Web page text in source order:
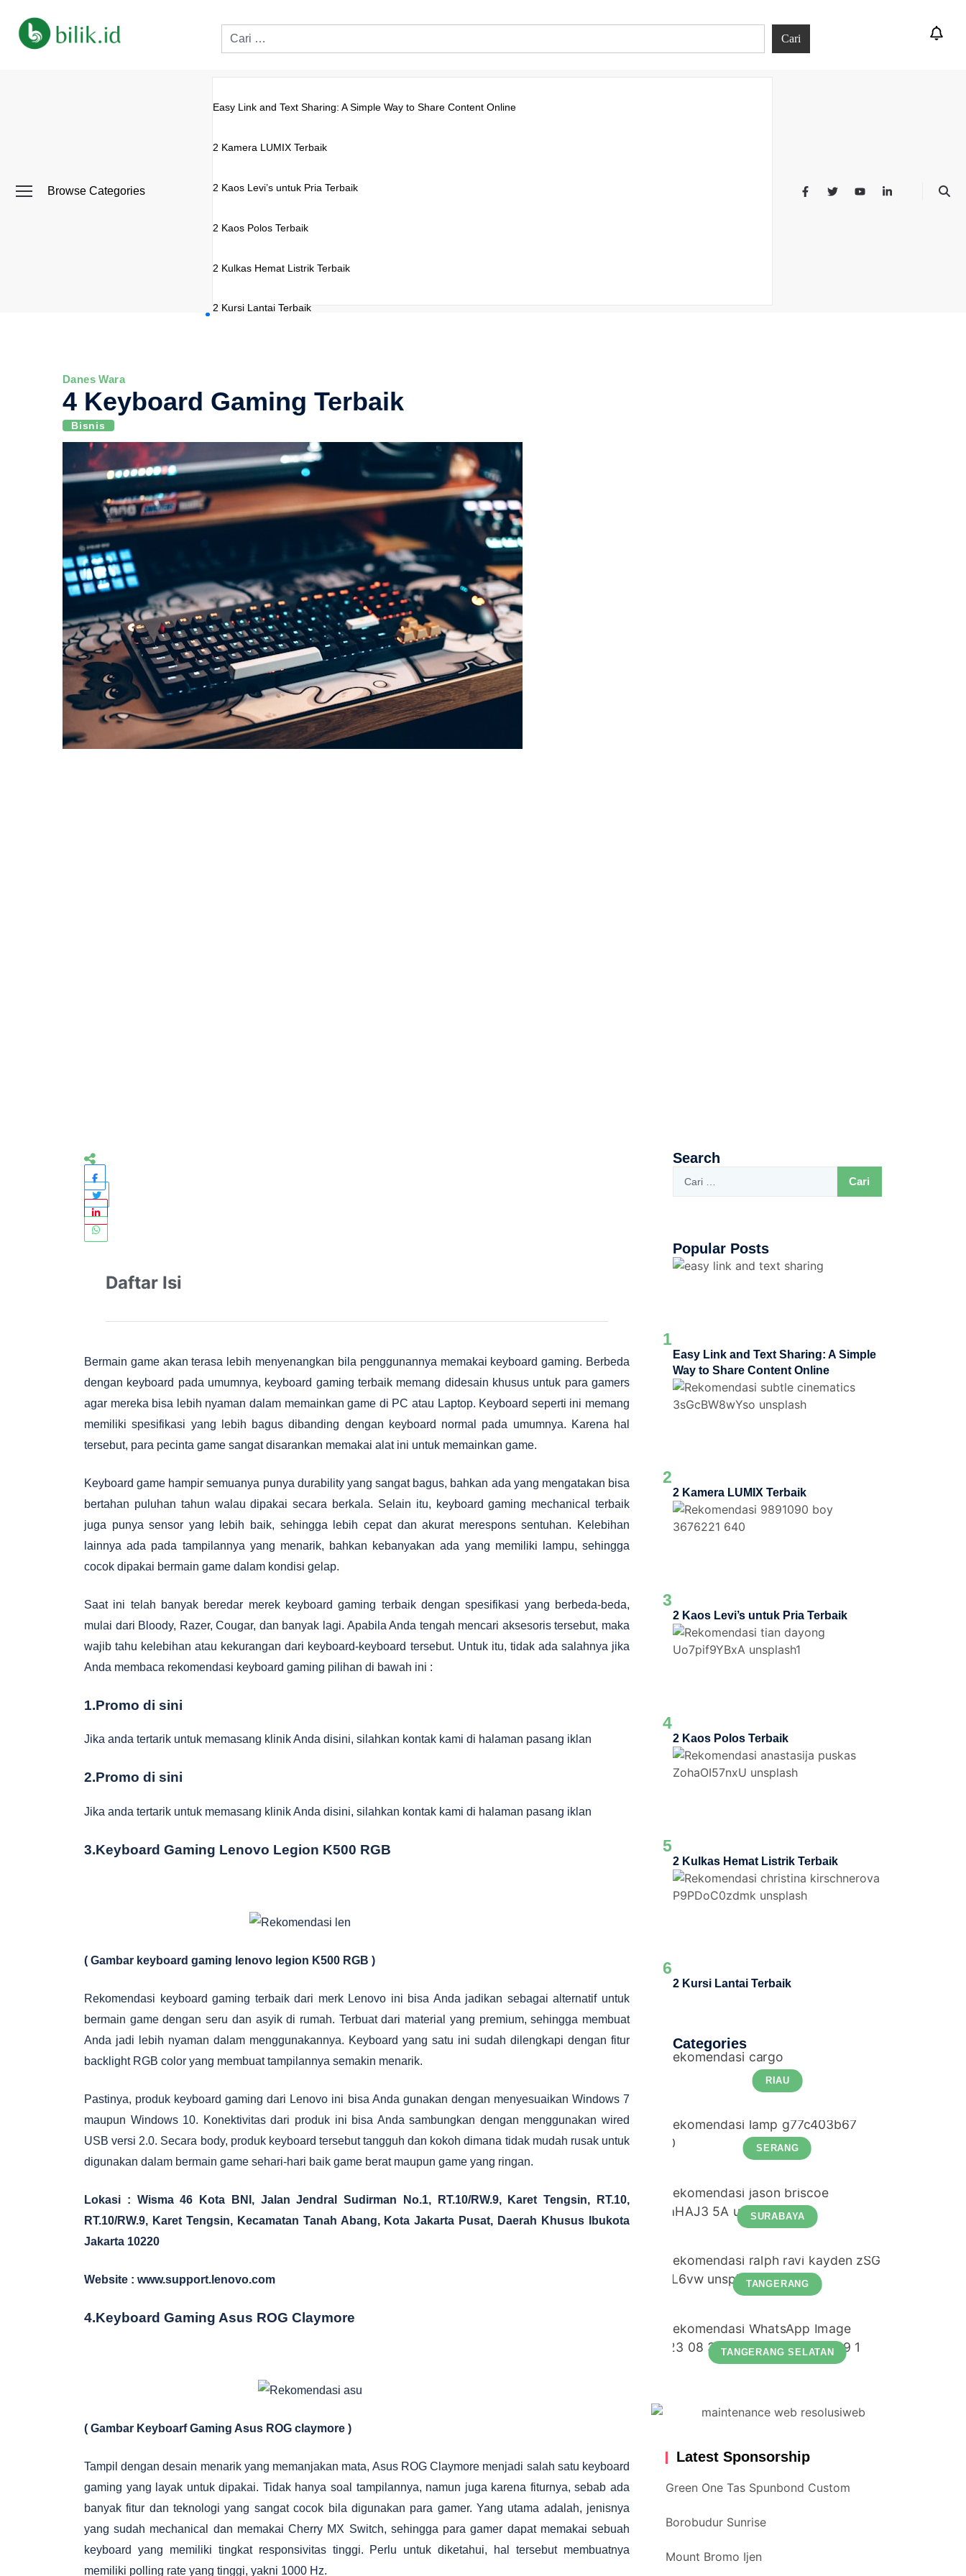
Browse Categories
Easy Link and Text Sharing: A Simple Way to Share Content Online
2 Kamera LUMIX Terbaik
2 Kaos Levi’s untuk Pria Terbaik
2 Kaos Polos Terbaik
2 Kulkas Hemat Listrik Terbaik
2 Kursi Lantai Terbaik
Danes Wara
4 Keyboard Gaming Terbaik
Bisnis
Daftar Isi
Bermain game akan terasa lebih menyenangkan bila penggunannya memakai keyboard gaming. Berbeda
dengan keyboard pada umumnya, keyboard gaming terbaik memang didesain khusus untuk para gamers
agar mereka bisa lebih nyaman dalam memainkan game di PC atau Laptop. Keyboard seperti ini memang
memiliki spesifikasi yang lebih bagus dibanding dengan keyboard normal pada umumnya. Karena hal
tersebut, para pecinta game sangat disarankan memakai alat ini untuk memainkan game.
Keyboard game hampir semuanya punya durability yang sangat bagus, bahkan ada yang mengatakan bisa
bertahan puluhan tahun walau dipakai secara berkala. Selain itu, keyboard gaming mechanical terbaik
juga punya sensor yang lebih baik, sehingga lebih cepat dan akurat merespons sentuhan. Kelebihan
lainnya ada pada tampilannya yang menarik, bahkan kebanyakan ada yang memiliki lampu, sehingga
cocok dipakai bermain game dalam kondisi gelap.
Saat ini telah banyak beredar merek keyboard gaming terbaik dengan spesifikasi yang berbeda-beda,
mulai dari Bloody, Razer, Cougar, dan banyak lagi. Apabila Anda tengah mencari aksesoris tersebut, maka
wajib tahu kelebihan atau kekurangan dari keyboard-keyboard tersebut. Untuk itu, tidak ada salahnya jika
Anda membaca rekomendasi keyboard gaming pilihan di bawah ini :
1.Promo di sini
Jika anda tertarik untuk memasang klinik Anda disini, silahkan kontak kami di halaman pasang iklan
2.Promo di sini
Jika anda tertarik untuk memasang klinik Anda disini, silahkan kontak kami di halaman pasang iklan
3.Keyboard Gaming Lenovo Legion K500 RGB
( Gambar keyboard gaming lenovo legion K500 RGB )
Rekomendasi keyboard gaming terbaik dari merk Lenovo ini bisa Anda jadikan sebagai alternatif untuk
bermain game dengan seru dan asyik di rumah. Terbuat dari material yang premium, sehingga membuat
Anda jadi lebih nyaman dalam menggunakannya. Keyboard yang satu ini sudah dilengkapi dengan fitur
backlight RGB color yang membuat tampilannya semakin menarik.
Pastinya, produk keyboard gaming dari Lenovo ini bisa Anda gunakan dengan menyesuaikan Windows 7
maupun Windows 10. Konektivitas dari produk ini bisa Anda sambungkan dengan menggunakan wired
USB versi 2.0. Secara body, produk keyboard tersebut tangguh dan kokoh dimana tidak mudah rusak untuk
digunakan dalam bermain game sehari-hari baik game berat maupun game yang ringan.
Lokasi : Wisma 46 Kota BNI, Jalan Jendral Sudirman No.1, RT.10/RW.9, Karet Tengsin, RT.10,
RT.10/RW.9, Karet Tengsin, Kecamatan Tanah Abang, Kota Jakarta Pusat, Daerah Khusus Ibukota
Jakarta 10220
Website : www.support.lenovo.com
4.Keyboard Gaming Asus ROG Claymore
( Gambar Keyboarf Gaming Asus ROG claymore )
Tampil dengan desain menarik yang memanjakan mata, Asus ROG Claymore menjadi salah satu keyboard
gaming yang layak untuk dipakai. Tidak hanya soal tampilannya, namun juga karena fiturnya, sebab ada
banyak fitur dan teknologi yang sangat cocok bila digunakan para gamer. Yang utama adalah, jenisnya
yang sudah mechanical dan memakai Cherry MX Switch, sehingga para gamer dapat memakai sebuah
keyboard yang memiliki tingkat responsivitas tinggi. Perlu untuk diketahui, hal tersebut membuatnya
memiliki polling rate yang tinggi, yakni 1000 Hz.
Search
Popular Posts
1
Easy Link and Text Sharing: A Simple
Way to Share Content Online
2
2 Kamera LUMIX Terbaik
3
2 Kaos Levi’s untuk Pria Terbaik
4
2 Kaos Polos Terbaik
5
2 Kulkas Hemat Listrik Terbaik
6
2 Kursi Lantai Terbaik
Categories
RIAU
SERANG
SURABAYA
TANGERANG
TANGERANG SELATAN
Latest Sponsorship
Green One Tas Spunbond Custom
Borobudur Sunrise
Mount Bromo Ijen